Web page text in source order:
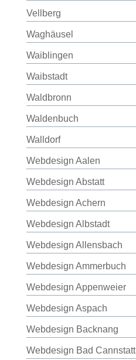
Vellberg
Waghäusel
Waiblingen
Waibstadt
Waldbronn
Waldenbuch
Walldorf
Webdesign Aalen
Webdesign Abstatt
Webdesign Achern
Webdesign Albstadt
Webdesign Allensbach
Webdesign Ammerbuch
Webdesign Appenweier
Webdesign Aspach
Webdesign Backnang
Webdesign Bad Cannstatt